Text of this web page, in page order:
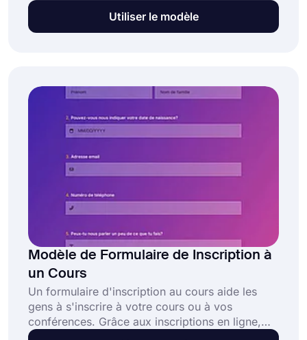
abordent les mêmes sujets. Si vous envisagez
de créer un club de lecture, l'utilisation d'un
que possible.
Utiliser le modèle
Modèle de Formulaire de Inscription à
un Cours
Un formulaire d'inscription au cours aide les
gens à s'inscrire à votre cours ou à vos
conférences. Grâce aux inscriptions en ligne,
vous pourrez toucher plus de personnes et